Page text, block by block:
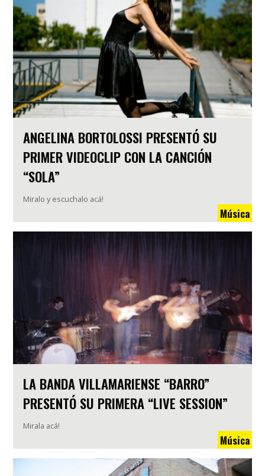
ANGELINA BORTOLOSSI PRESENTÓ SU
PRIMER VIDEOCLIP CON LA CANCIÓN
“SOLA”
Miralo y escuchalo acá!
Música
LA BANDA VILLAMARIENSE “BARRO”
PRESENTÓ SU PRIMERA “LIVE SESSION”
Mirala acá!
Música